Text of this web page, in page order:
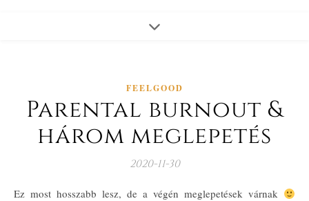
FEELGOOD
Parental burnout &
három meglepetés
2020-11-30
Ez most hosszabb lesz, de a végén meglepetések várnak